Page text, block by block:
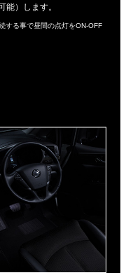
）します。
する事で昼間の点灯をON-OFF